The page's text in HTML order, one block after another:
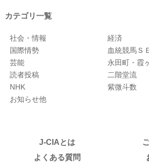
カテゴリ一覧
社会・情報
経済
国際情勢
血統競馬Ｓ
芸能
永田町・霞
読者投稿
二階堂流
NHK
紫微斗数
お知らせ他
J-CIAとは
よくある質問